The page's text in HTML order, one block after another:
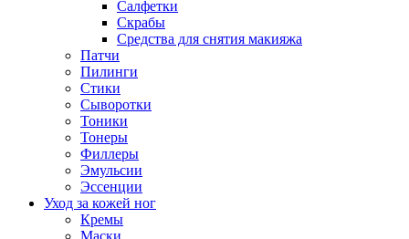
Салфетки
Скрабы
Средства для снятия макияжа
Патчи
Пилинги
Стики
Сыворотки
Тоники
Тонеры
Филлеры
Эмульсии
Эссенции
Уход за кожей ног
Кремы